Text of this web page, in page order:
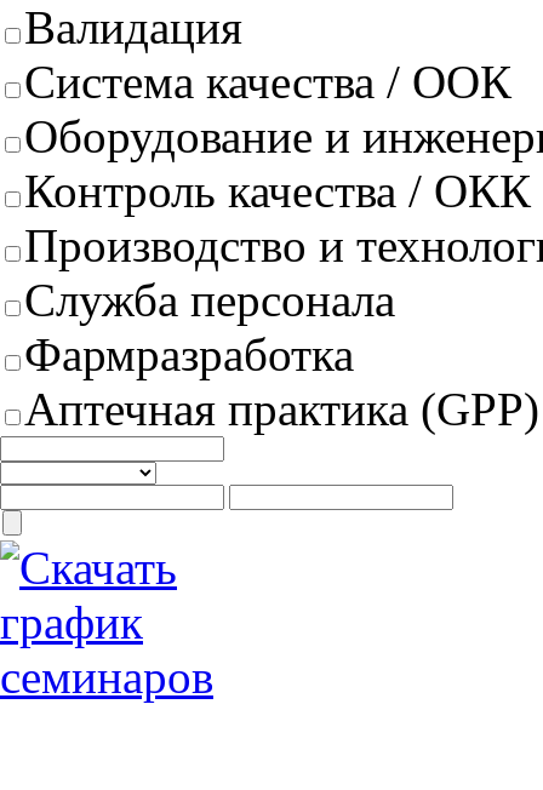
Валидация
Система качества / ООК
Оборудование и
Контроль качества / ОКК
Производство и
Служба персонала
Фармразработка
Аптечная практика (GPP)